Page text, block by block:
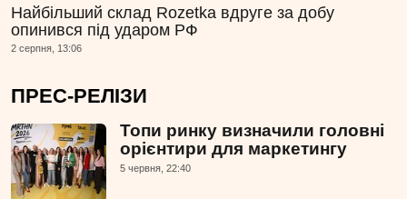
Найбільший склад Rozetka вдруге за добу
опинився під ударом РФ
2 серпня, 13:06
ПРЕС-РЕЛІЗИ
Топи ринку визначили головні
орієнтири для маркетингу
5 червня, 22:40